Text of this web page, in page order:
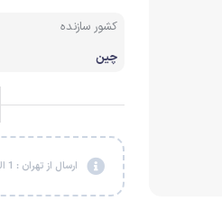
کشور سازنده
چین
ارسال از تهران : 1 الی 2 روز کاری پس از ثبت سفارش